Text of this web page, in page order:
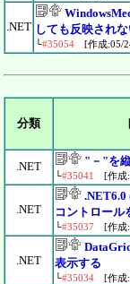
.NET しても反映されな
└#35054 [作成:05/
分類
.NET "－"を
└#35041 [作成
.NET
コントロール
└#35037 [作成
.NET
表示する
└#35034 [作成